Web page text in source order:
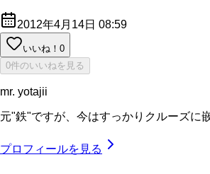
2012年4月14日 08:59
いいね！ 0
0件のいいねを見る
mr. yotajii
元"鉄"ですが、今はすっかりクルーズに
プロフィールを見る